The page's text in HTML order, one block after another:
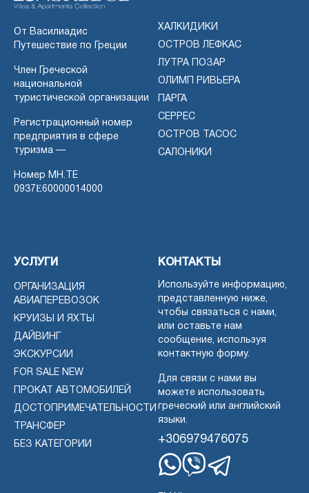
От Василиадис
Путешествие по Греции
Член Греческой
национальной
туристической организации
Регистрационный номер
предприятия в сфере
туризма —
Номер MH.TE
0937Ε60000014000
ХАЛКИДИКИ
ОСТРОВ ЛЕФКАС
ЛУТРА ПОЗАР
ОЛИМП РИВЬЕРА
ПАРГА
СЕРРЕС
ОСТРОВ ТАСОС
САЛОНИКИ
УСЛУГИ
ОРГАНИЗАЦИЯ
АВИАПЕРЕВОЗОК
КРУИЗЫ И ЯХТЫ
ДАЙВИНГ
ЭКСКУРСИИ
FOR SALE NEW
ПРОКАТ АВТОМОБИЛЕЙ
ДОСТОПРИМЕЧАТЕЛЬНОСТИ
ТРАНСФЕР
БЕЗ КАТЕГОРИИ
КОНТАКТЫ
Используйте информацию,
представленную ниже,
чтобы связаться с нами,
или оставьте нам
сообщение, используя
контактную форму.
Для связи с нами вы
можете использовать
греческий или английский
языки.
+306979476075